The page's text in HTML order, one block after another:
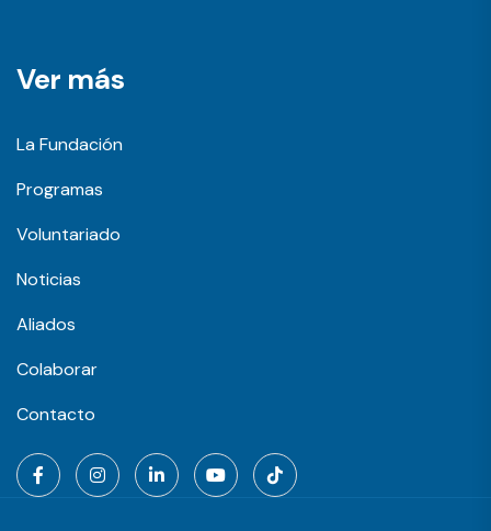
Ver más
La Fundación
Programas
Voluntariado
Noticias
Aliados
Colaborar
Contacto